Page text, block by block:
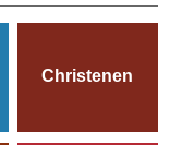
Christenen